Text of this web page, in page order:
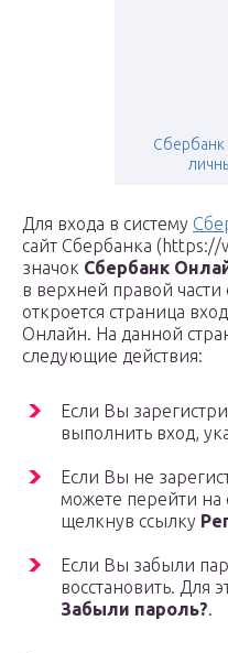
Сбербанк
Для входа в систему
сайт Сбербанка
значок Сбербанк
в верхней правой части
откроется страница
Онлайн. На данной
следующие действия:
Если Вы
выполнить вход,
Если Вы не
можете перейти на
щелкнув ссылку
Если Вы забыли
восстановить. Для
Забыли пароль?.